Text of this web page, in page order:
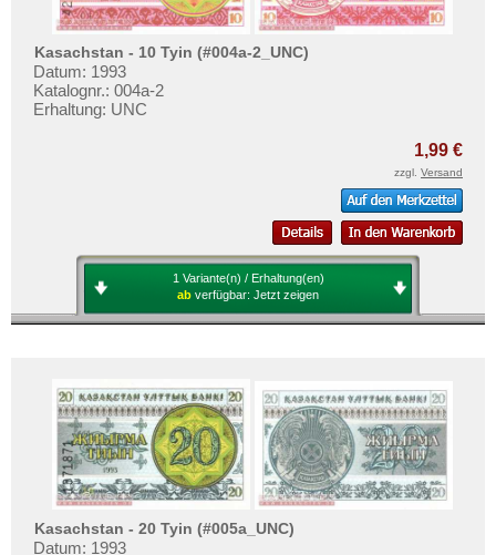
Kasachstan - 10 Tyin (#004a-2_UNC)
Datum: 1993
Katalognr.: 004a-2
Erhaltung: UNC
1,99 €
zzgl. Versand
1 Variante(n) / Erhaltung(en)
ab verfügbar: Jetzt zeigen
Kasachstan - 20 Tyin (#005a_UNC)
Datum: 1993